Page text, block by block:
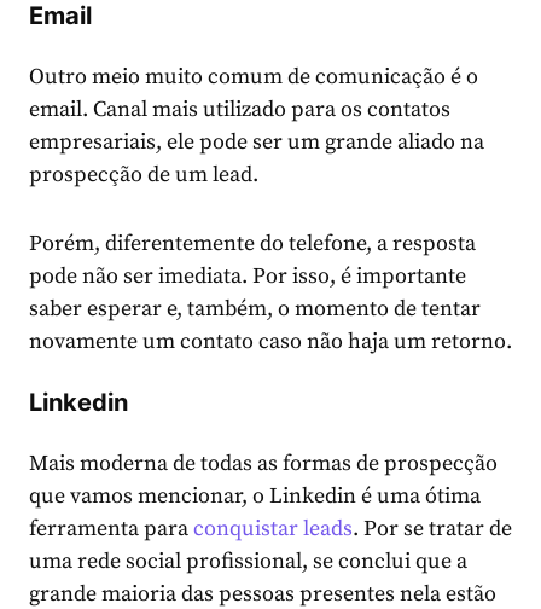
Email
Outro meio muito comum de comunicação é o
email. Canal mais utilizado para os contatos
empresariais, ele pode ser um grande aliado na
prospecção de um lead.
Porém, diferentemente do telefone, a resposta
pode não ser imediata. Por isso, é importante
saber esperar e, também, o momento de tentar
novamente um contato caso não haja um retorno.
Linkedin
Mais moderna de todas as formas de prospecção
que vamos mencionar, o Linkedin é uma ótima
ferramenta paraconquistar leads. Por se tratar de
uma rede social profissional, se conclui que a
grande maioria das pessoas presentes nela estão